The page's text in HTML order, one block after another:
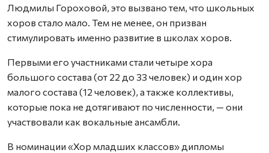
Людмилы Гороховой, это вызвано тем, что школьных
хоров стало мало. Тем не менее, он призван
стимулировать именно развитие в школах хоров.
Первыми его участниками стали четыре хора
большого состава (от 22 до 33 человек) и один хор
малого состава (12 человек), а также коллективы,
которые пока не дотягивают по численности, — они
участвовали как вокальные ансамбли.
В номинации «Хор младших классов» дипломы